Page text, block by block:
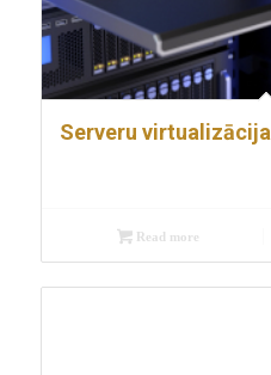
Serveru virtualizācija
Read more